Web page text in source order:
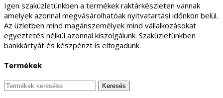
Igen szaküzletünkben a termékek raktárkészleten vannak
amelyek azonnal megvásárolhatóak nyitvatartási időnkön belül.
Az üzletben mind magánszemélyek mind vállalkozásokat
egyeztetés nélkül azonnal kiszolgálunk. Szaküzletünkben
bankkártyát és készpénzt is elfogadunk.
Termékek
Keresés
Keresés